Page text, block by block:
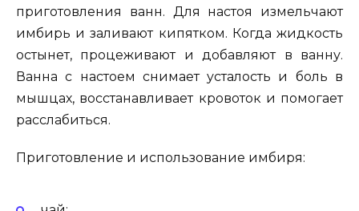
приготовления ванн. Для настоя измельчают
имбирь и заливают кипятком. Когда жидкость
остынет, процеживают и добавляют в ванну.
Ванна с настоем снимает усталость и боль в
мышцах, восстанавливает кровоток и помогает
расслабиться.
Приготовление и использование имбиря: